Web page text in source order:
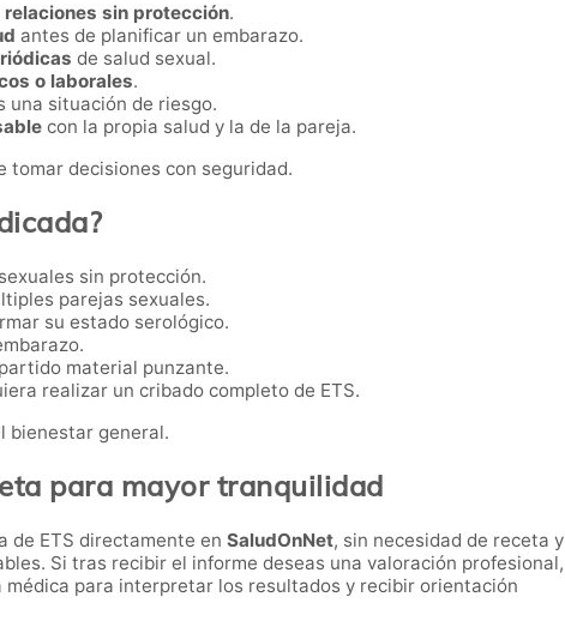
sin protección.
antes de planificar un embarazo.
de salud sexual.
o laborales.
una situación de riesgo.
con la propia salud y la de la pareja.
tomar decisiones con seguridad.
sin protección.
parejas sexuales.
su estado serológico.
material punzante.
realizar un cribado completo de ETS.
bienestar general.
para mayor tranquilidad
de ETS directamente en SaludOnNet, sin necesidad de receta y
Si tras recibir el informe deseas una valoración profesional,
médica para interpretar los resultados y recibir orientación